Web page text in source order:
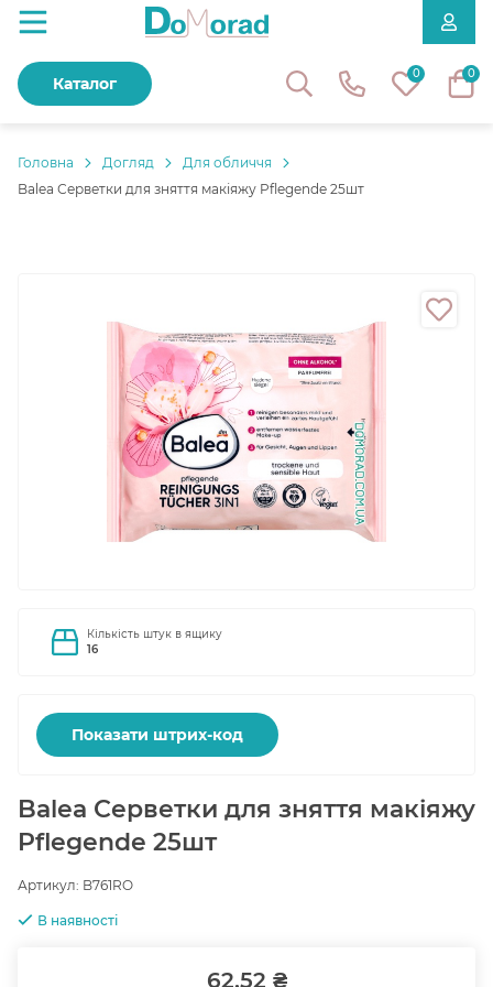
0 0
Каталог
Головнa Догляд
Для обличчя
Balea Серветки для зняття макіяжу Pflegende 25шт
Кількість штук в ящику
16
Показати штрих-код
Balea Серветки для зняття макіяжу
Pflegende 25шт
Артикул: B761RO
В наявності
62.52 ₴